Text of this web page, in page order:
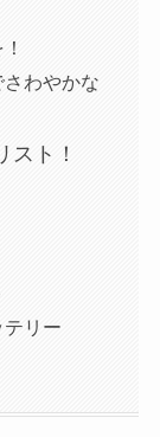
わやかな
スト！
リー